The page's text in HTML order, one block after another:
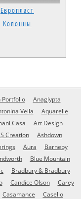
Европласт
Колонны
Portfolio
Anaglypta
Vella
Aquarelle
Casa Art Design
Creation
Ashdown
Aura
Barneby
Blue Mountain
Bradbury & Bradbury
Candice Olson
Carey
Casamance
Caselio